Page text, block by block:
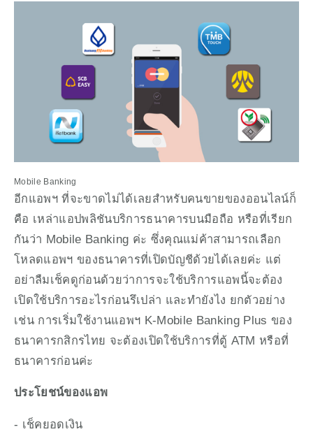
Mobile Banking
อีกแอพฯ ที่จะขาดไม่ได้เลยสำหรับคนขายของออนไลน์ก็
คือ เหล่าแอปพลิชันบริการธนาคารบนมือถือ หรือที่เรียก
กันว่า Mobile Banking ค่ะ ซึ่งคุณแม่ค้าสามารถเลือก
โหลดแอพฯ ของธนาคารที่เปิดบัญชีด้วยได้เลยค่ะ แต่
อย่าลืมเช็คดูก่อนด้วยว่าการจะใช้บริการแอพนี้จะต้อง
เปิดใช้บริการอะไรก่อนรึเปล่า และทำยังไง ยกตัวอย่าง
เช่น การเริ่มใช้งานแอพฯ K-Mobile Banking Plus ของ
ธนาคารกสิกรไทย จะต้องเปิดใช้บริการที่ตู้ ATM หรือที่
ธนาคารก่อนค่ะ
ประโยชน์ของแอพ
- เช็คยอดเงิน